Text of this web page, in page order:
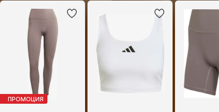
си необходими неща близо, сега с двойни джобове на бедрата.
ПРОМОЦИЯ